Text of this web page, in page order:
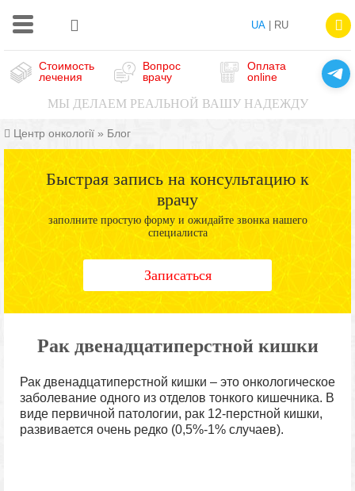
UA| RU
Стоимость
лечения
Вопрос
врачу
Оплата
online
МЫ ДЕЛАЕМ РЕАЛЬНОЙ ВАШУ НАДЕЖДУ
Центр онкології » Блог
Быстрая запись на консультацию к
врачу
заполните простую форму и ожидайте звонка нашего
специалиста
Записаться
Рак двенадцатиперстной кишки
Рак двенадцатиперстной кишки – это онкологическое
заболевание одного из отделов тонкого кишечника. В
виде первичной патологии, рак 12-перстной кишки,
развивается очень редко (0,5%-1% случаев).